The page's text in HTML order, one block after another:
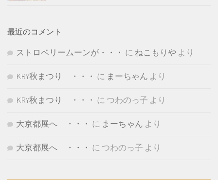
最近のコメント
ストロベリームーンが・・・ に ねこもりや より
KRY秋まつり ・・・ に まーちゃん より
KRY秋まつり ・・・ に つわのっ子 より
大京都展へ ・・・ に まーちゃん より
大京都展へ ・・・ に つわのっ子 より